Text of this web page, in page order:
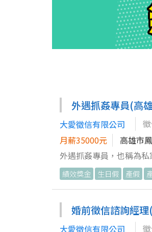
習辦案技巧 3、熟悉調查員辦案流
退。 2. 正式員工享三
式員工在本公司任內期
妻都會各自贈一包紅包
就業者＊ ＊沒有案件跑
外遇抓姦專員(高
大愛徵信有限公司
月薪35000元
高雄市
外遇抓姦專員，也稱為
是外遇抓姦專員的工作需求與職責： 1. 調查與蒐證能力 拍攝與錄音： 外遇調查
為，確保取得有效證據，
象的行動路徑，並且記
為或行為模式，找出異常的跡象。 2. 法律知識與遵守法規 隱私保護： 確保在調查過程
監控方面的法律。抓姦
績效獎金 生日假 產假
婚前徵信諮詢經
大愛徵信有限公司